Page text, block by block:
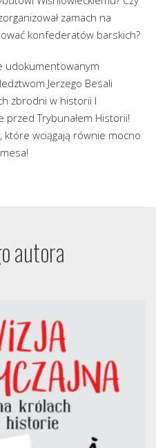
zamach na
konfederatów barskich?
udokumentowanym
Jerzego Besali
zbrodni w historii I
przed Trybunałem Historii!
wciągają równie mocno
autora